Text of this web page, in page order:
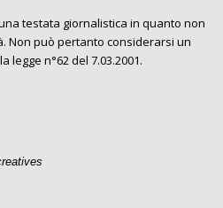
testata giornalistica in quanto non
Non può pertanto considerarsi un
n°62 del 7.03.2001.